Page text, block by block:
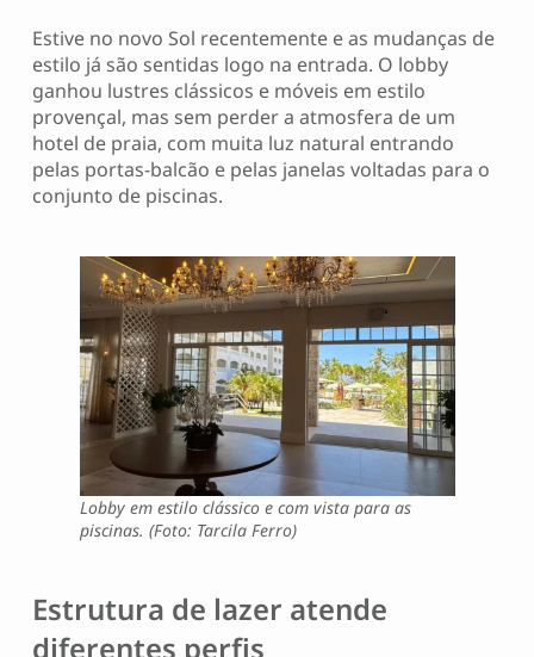
Estive no novo Sol recentemente e as mudanças de
estilo já são sentidas logo na entrada. O lobby
ganhou lustres clássicos e móveis em estilo
provençal, mas sem perder a atmosfera de um
hotel de praia, com muita luz natural entrando
pelas portas-balcão e pelas janelas voltadas para o
conjunto de piscinas.
Lobby em estilo clássico e com vista para as
piscinas. (Foto: Tarcila Ferro)
Estrutura de lazer atende
diferentes perfis